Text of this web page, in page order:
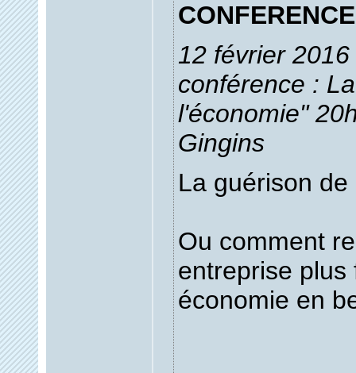
12 février
conférence :
l'économie"
Gingins
La guérison
Ou comment
entreprise plus
économie en